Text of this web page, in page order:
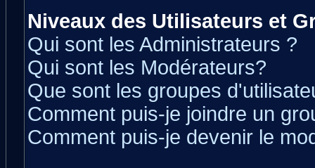
Niveaux des Utilisateurs et
Qui sont les Administrateurs ?
Qui sont les Modérateurs?
Que sont les groupes
Comment puis-je joindre un
Comment puis-je devenir le